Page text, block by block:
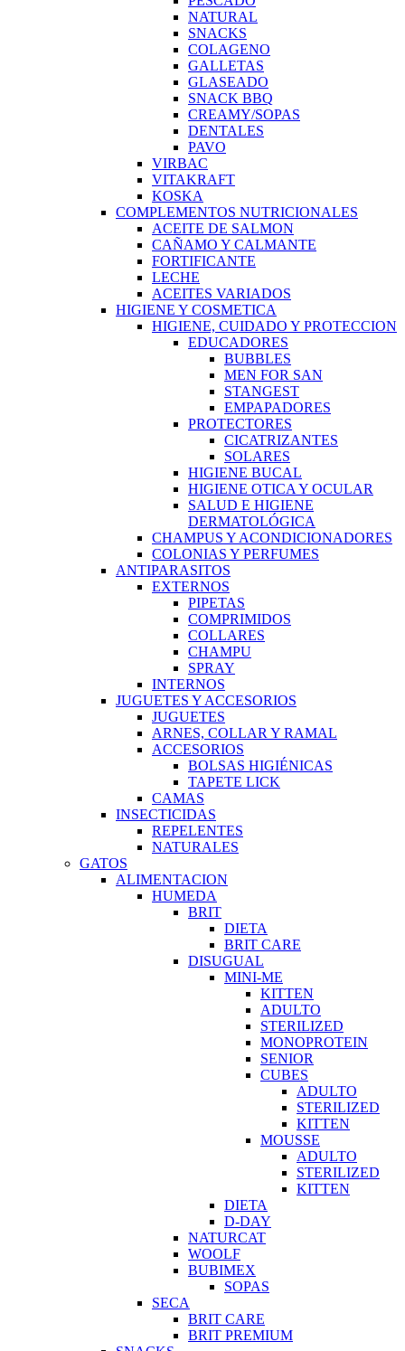
NATURAL
SNACKS
COLAGENO
GALLETAS
GLASEADO
SNACK BBQ
CREAMY/SOPAS
DENTALES
PAVO
VIRBAC
VITAKRAFT
KOSKA
COMPLEMENTOS NUTRICIONALES
ACEITE DE SALMON
CAÑAMO Y CALMANTE
FORTIFICANTE
LECHE
ACEITES VARIADOS
HIGIENE Y COSMETICA
HIGIENE, CUIDADO Y PROTECCION
EDUCADORES
BUBBLES
MEN FOR SAN
STANGEST
EMPAPADORES
PROTECTORES
CICATRIZANTES
SOLARES
HIGIENE BUCAL
HIGIENE OTICA Y OCULAR
SALUD E HIGIENE
DERMATOLÓGICA
CHAMPUS Y ACONDICIONADORES
COLONIAS Y PERFUMES
ANTIPARASITOS
EXTERNOS
PIPETAS
COMPRIMIDOS
COLLARES
CHAMPU
SPRAY
INTERNOS
JUGUETES Y ACCESORIOS
JUGUETES
ARNES, COLLAR Y RAMAL
ACCESORIOS
BOLSAS HIGIÉNICAS
TAPETE LICK
CAMAS
INSECTICIDAS
REPELENTES
NATURALES
GATOS
ALIMENTACION
HUMEDA
BRIT
DIETA
BRIT CARE
DISUGUAL
MINI-ME
KITTEN
ADULTO
STERILIZED
MONOPROTEIN
SENIOR
CUBES
ADULTO
STERILIZED
KITTEN
MOUSSE
ADULTO
STERILIZED
KITTEN
DIETA
D-DAY
NATURCAT
WOOLF
BUBIMEX
SOPAS
SECA
BRIT CARE
BRIT PREMIUM